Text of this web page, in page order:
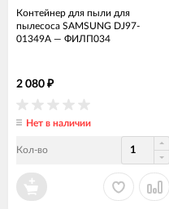
Контейнер для пыли для
пылесоса SAMSUNG DJ97-
01349A — ФИЛП034
2 080 ₽
Нет в наличии
Кол-во